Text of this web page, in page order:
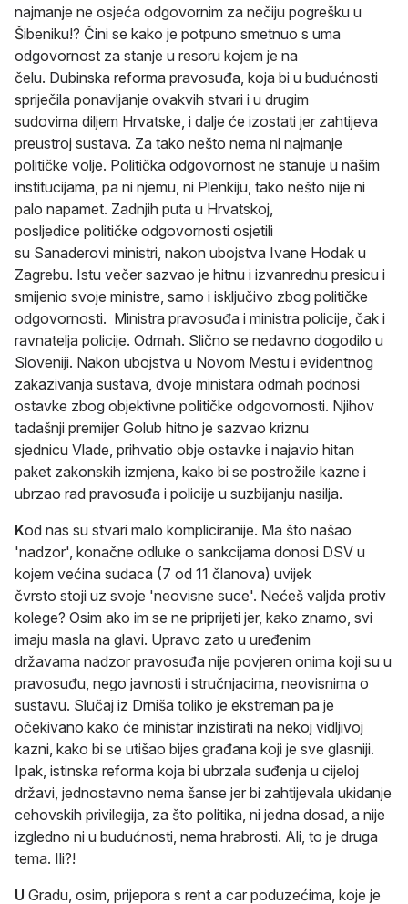
najmanje ne osjeća odgovornim za nečiju pogrešku u
Šibeniku!? Čini se kako je potpuno smetnuo s uma
odgovornost za stanje u resoru kojem je na
čelu. Dubinska reforma pravosuđa, koja bi u budućnosti
spriječila ponavljanje ovakvih stvari i u drugim
sudovima diljem Hrvatske, i dalje će izostati jer zahtijeva
preustroj sustava. Za tako nešto nema ni najmanje
političke volje. Politička odgovornost ne stanuje u našim
institucijama, pa ni njemu, ni Plenkiju, tako nešto nije ni
palo napamet. Zadnjih puta u Hrvatskoj,
posljedice političke odgovornosti osjetili
su Sanaderovi ministri, nakon ubojstva Ivane Hodak u
Zagrebu. Istu večer sazvao je hitnu i izvanrednu presicu i
smijenio svoje ministre, samo i isključivo zbog političke
odgovornosti. Ministra pravosuđa i ministra policije, čak i
ravnatelja policije. Odmah. Slično se nedavno dogodilo u
Sloveniji. Nakon ubojstva u Novom Mestu i evidentnog
zakazivanja sustava, dvoje ministara odmah podnosi
ostavke zbog objektivne političke odgovornosti. Njihov
tadašnji premijer Golub hitno je sazvao kriznu
sjednicu Vlade, prihvatio obje ostavke i najavio hitan
paket zakonskih izmjena, kako bi se postrožile kazne i
ubrzao rad pravosuđa i policije u suzbijanju nasilja.
Kod nas su stvari malo kompliciranije. Ma što našao
'nadzor', konačne odluke o sankcijama donosi DSV u
kojem većina sudaca (7 od 11 članova) uvijek
čvrsto stoji uz svoje 'neovisne suce'. Nećeš valjda protiv
kolege? Osim ako im se ne priprijeti jer, kako znamo, svi
imaju masla na glavi. Upravo zato u uređenim
državama nadzor pravosuđa nije povjeren onima koji su u
pravosuđu, nego javnosti i stručnjacima, neovisnima o
sustavu. Slučaj iz Drniša toliko je ekstreman pa je
očekivano kako će ministar inzistirati na nekoj vidljivoj
kazni, kako bi se utišao bijes građana koji je sve glasniji.
Ipak, istinska reforma koja bi ubrzala suđenja u cijeloj
državi, jednostavno nema šanse jer bi zahtijevala ukidanje
cehovskih privilegija, za što politika, ni jedna dosad, a nije
izgledno ni u budućnosti, nema hrabrosti. Ali, to je druga
tema. Ili?!
U Gradu, osim, prijepora s rent a car poduzećima, koje je